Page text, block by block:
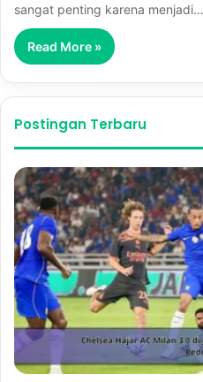
sangat penting karena menjadi…
Read More »
Postingan Terbaru